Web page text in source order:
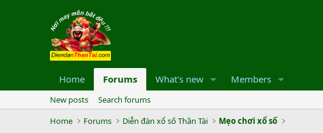
Home Forums What's new Members
New posts
Search forums
Home
Forums Diễn đàn xổ số Thần Tài Mẹo chơi xổ số